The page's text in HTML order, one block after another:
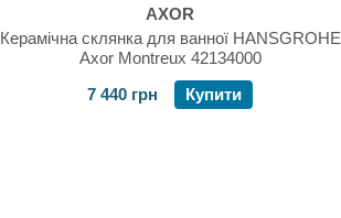
AXOR
Керамічна склянка для ванної HANSGROHE
Axor Montreux 42134000
7 440 грн
Купити